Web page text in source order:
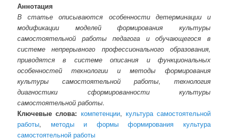
Аннотация
В статье описываются особенности детерминации и
модификации моделей формирования культуры
самостоятельной работы педагога и обучающегося в
системе непрерывного профессионального образования,
приводятся в системе описания и функциональных
особенностей технологии и методы формирования
культуры самостоятельной работы, технология
диагностики сформированности культуры
самостоятельной работы.
Ключевые слова: компетенции, культура самостоятельной
работы, методы и формы формирования культура
самостоятельной работы